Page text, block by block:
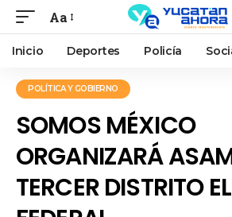
Aa
Inicio Deportes Policía
POLÍTICA Y GOBIERNO
SOMOS MÉXICO
ORGANIZARÁ
TERCER DISTRITO